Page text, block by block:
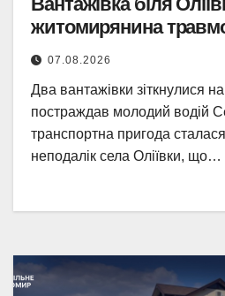
житомирянина
07.08.2026
Два вантажівки зіткнулися
постраждав молодий водій
транспортна пригода
неподалік села Оліївки, що…